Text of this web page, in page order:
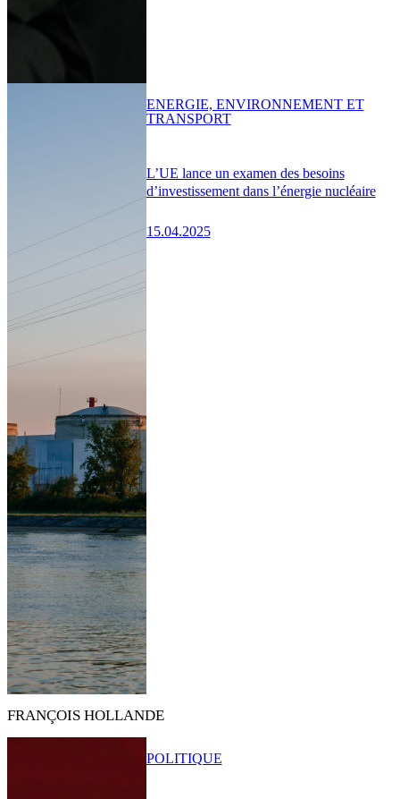
L’UE lance un examen des besoins
d’investissement dans l’énergie nucléaire
15.04.2025
ENERGIE, ENVIRONNEMENT ET
TRANSPORT
FRANÇOIS HOLLANDE
POLITIQUE